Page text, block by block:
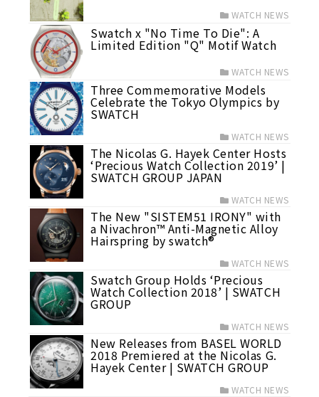
WATCH NEWS
Swatch x "No Time To Die": A
Limited Edition "Q" Motif Watch
WATCH NEWS
Three Commemorative Models
Celebrate the Tokyo Olympics by
SWATCH
WATCH NEWS
The Nicolas G. Hayek Center Hosts
‘Precious Watch Collection 2019’ |
SWATCH GROUP JAPAN
WATCH NEWS
The New "SISTEM51 IRONY" with
a Nivachron™ Anti-Magnetic Alloy
Hairspring by swatch®
WATCH NEWS
Swatch Group Holds ‘Precious
Watch Collection 2018’ | SWATCH
GROUP
WATCH NEWS
New Releases from BASEL WORLD
2018 Premiered at the Nicolas G.
Hayek Center | SWATCH GROUP
WATCH NEWS